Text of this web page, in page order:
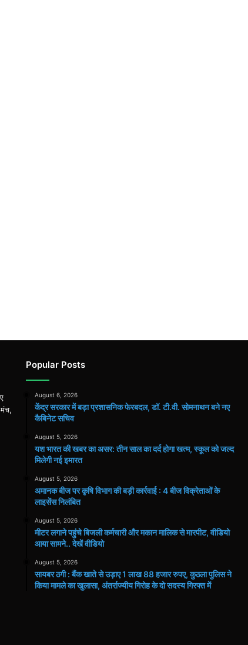
Popular Posts
August 6, 2026
केंद्र सरकार में बड़ा प्रशासनिक फेरबदल, डॉ. टी.वी. सोमनाथन बने नए
कैबिनेट सचिव
August 5, 2026
यश भारत की खबर का असर: तीन साल का दर्द होगा खत्म, स्कूल को जल्द
मिलेगी नई इमारत
August 5, 2026
अमानक बीज पर कृषि विभाग की बड़ी कार्रवाई : 4 बीज विक्रेताओं के
लाइसेंस निलंबित
August 5, 2026
मीटर लगाने पहुंचे बिजली कर्मचारी और मकान मालिक से मारपीट, वीडियो
आया सामने.. देखें वीडियो
August 5, 2026
सायबर ठगी : बैंक खाते से उड़ाए 1 लाख 88 हजार रुपए, कुठला पुलिस ने
किया मामले का खुलासा, अंतर्राज्यीय गिरोह के दो सदस्य गिरफ्त में